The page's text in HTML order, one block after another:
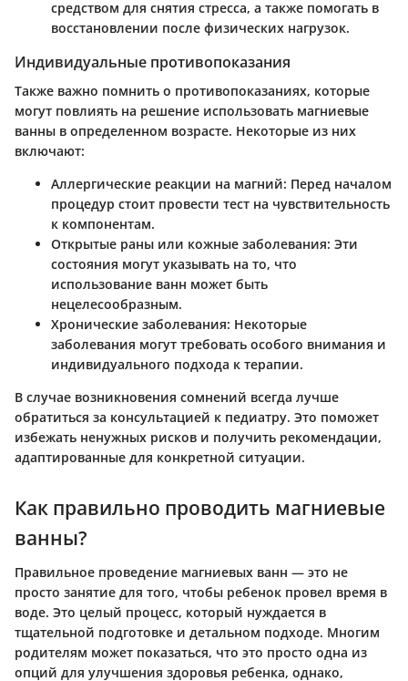
средством для снятия стресса, а также помогать в
восстановлении после физических нагрузок.
Индивидуальные противопоказания
Также важно помнить о противопоказаниях, которые
могут повлиять на решение использовать магниевые
ванны в определенном возрасте. Некоторые из них
включают:
Аллергические реакции на магний: Перед началом
процедур стоит провести тест на чувствительность
к компонентам.
Открытые раны или кожные заболевания: Эти
состояния могут указывать на то, что
использование ванн может быть
нецелесообразным.
Хронические заболевания: Некоторые
заболевания могут требовать особого внимания и
индивидуального подхода к терапии.
В случае возникновения сомнений всегда лучше
обратиться за консультацией к педиатру. Это поможет
избежать ненужных рисков и получить рекомендации,
адаптированные для конкретной ситуации.
Как правильно проводить магниевые
ванны?
Правильное проведение магниевых ванн — это не
просто занятие для того, чтобы ребенок провел время в
воде. Это целый процесс, который нуждается в
тщательной подготовке и детальном подходе. Многим
родителям может показаться, что это просто одна из
опций для улучшения здоровья ребенка, однако,